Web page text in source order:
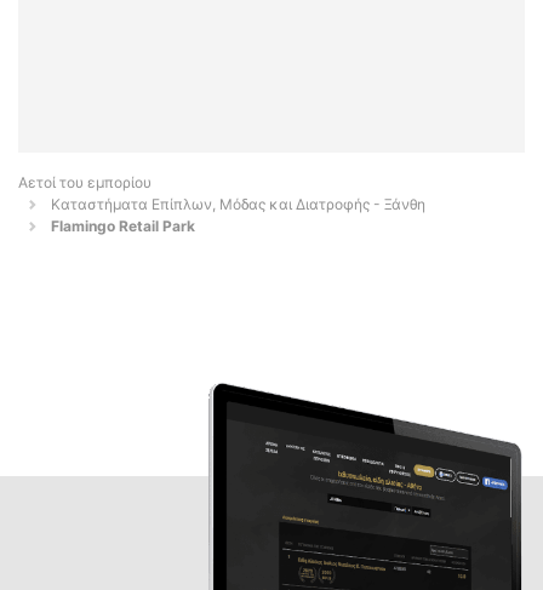
Αετοί του εμπορίου
Καταστήματα Επίπλων, Μόδας και Διατροφής - Ξάνθη
Flamingo Retail Park